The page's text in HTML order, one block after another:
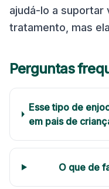
ajudá-lo a suportar
tratamento, mas
Perguntas
Esse tipo de
em pais de
O que de